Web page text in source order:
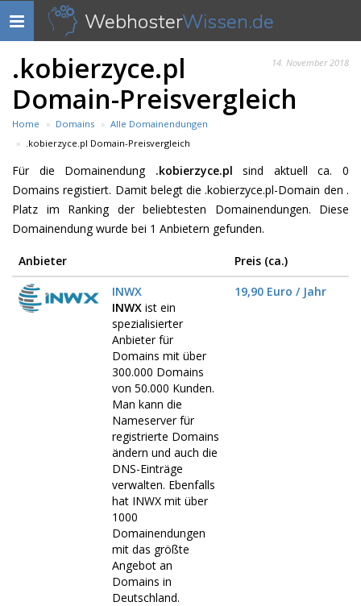
Navigation
anzeigen
WebhosterWissen.de
14. November 2018
.kobierzyce.pl
Domain-Preisvergleich
Home Domains
Alle Domainendungen
.kobierzyce.pl Domain-Preisvergleich
Für die Domainendung .kobierzyce.pl sind aktuell ca. 0
Domains registiert. Damit belegt die .kobierzyce.pl-Domain den .
Platz im Ranking der beliebtesten Domainendungen. Diese
Domainendung wurde bei 1 Anbietern gefunden.
Anbieter
Preis (ca.)
INWX
INWX ist ein
spezialisierter
Anbieter für
Domains mit über
300.000 Domains
von 50.000 Kunden.
Man kann die
Nameserver für
registrierte Domains
ändern und auch die
DNS-Einträge
verwalten. Ebenfalls
hat INWX mit über
1000
Domainendungen
mit das größte
Angebot an
Domains in
Deutschland.
19,90 Euro / Jahr